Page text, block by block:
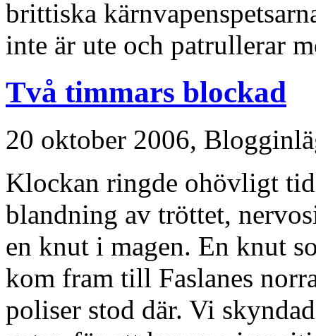
brittiska
inte är ute och patrullerar
Två timmars blockad
20 oktober 2006,
Klockan ringde ohövligt
blandning av tröttet,
en knut i magen. En knut
kom fram till Faslanes
poliser stod där. Vi